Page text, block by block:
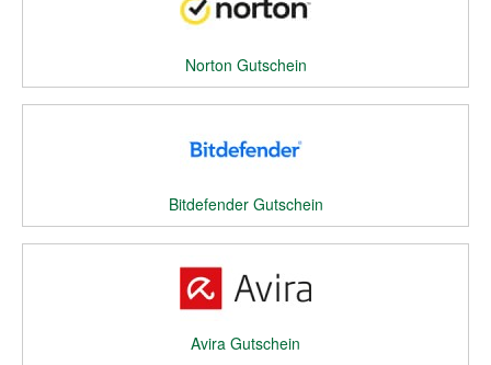
Norton Gutschein
Bitdefender Gutschein
Avira Gutschein